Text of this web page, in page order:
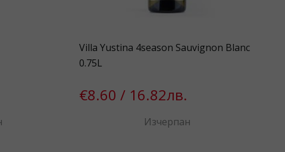
Villa Yustina 4season Sauvignon Blanc
0.75L
€8.60 / 16.82лв.
Изчерпан